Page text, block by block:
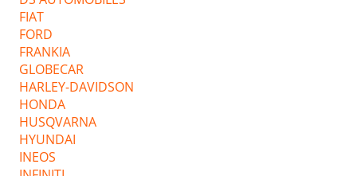
FIAT
FORD
FRANKIA
GLOBECAR
HARLEY-DAVIDSON
HONDA
HUSQVARNA
HYUNDAI
INEOS